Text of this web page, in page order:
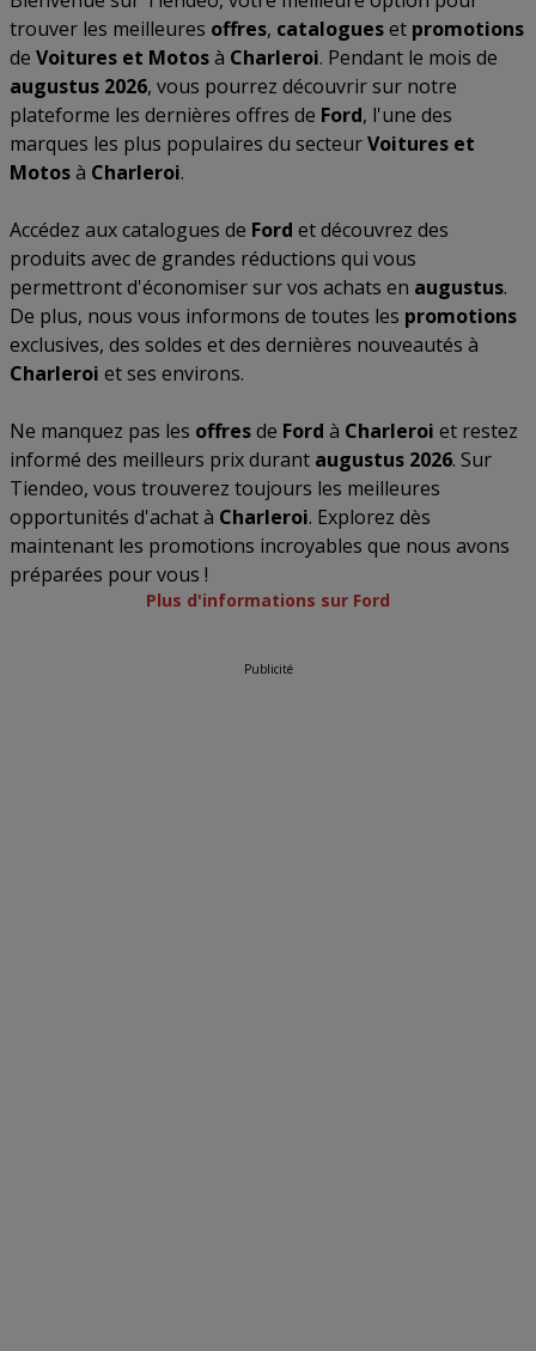
trouver les meilleures offres, catalogueset promotions
de Voitures et Motosà Charleroi. Pendant le mois de
augustus 2026, vous pourrez découvrir sur notre
plateforme les dernières offres de Ford, l'une des
marques les plus populaires du secteurVoitures et
Motosà Charleroi.
Accédez aux catalogues de Ford et découvrez des
produits avec de grandes réductions qui vous
permettront d'économiser sur vos achats en augustus.
De plus, nous vous informons de toutes les promotions
exclusives, des soldes et des dernières nouveautés à
Charleroi et ses environs.
Ne manquez pas les offresde Ford à Charleroi et restez
informé des meilleurs prix durant augustus 2026. Sur
Tiendeo, vous trouverez toujours les meilleures
opportunités d'achat à Charleroi. Explorez dès
maintenant les promotions incroyables que nous avons
préparées pour vous !
Plus d'informations sur Ford
Publicité